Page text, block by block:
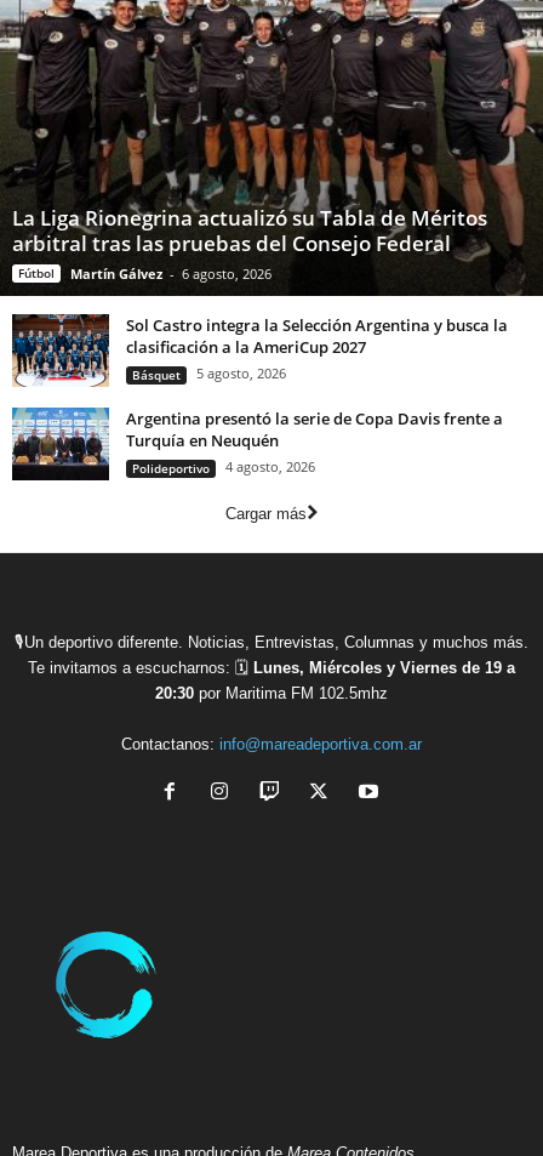
La Liga Rionegrina actualizó su Tabla de Méritos
arbitral tras las pruebas del Consejo Federal
Fútbol Martín Gálvez - 6 agosto, 2026
Sol Castro integra la Selección Argentina y busca la
clasificación a la AmeriCup 2027
Básquet 5 agosto, 2026
Argentina presentó la serie de Copa Davis frente a
Turquía en Neuquén
Polideportivo 4 agosto, 2026
Cargar más
🎙Un deportivo diferente. Noticias, Entrevistas, Columnas y muchos más.
Te invitamos a escucharnos: 🗓 Lunes, Miércoles y Viernes de 19 a
20:30 por Maritima FM 102.5mhz
Contactanos: info@mareadeportiva.com.ar